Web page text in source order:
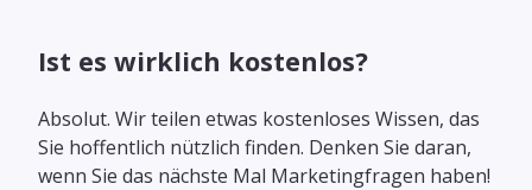
Ist es wirklich kostenlos?
Absolut. Wir teilen etwas kostenloses Wissen, das
Sie hoffentlich nützlich finden. Denken Sie daran,
wenn Sie das nächste Mal Marketingfragen haben!